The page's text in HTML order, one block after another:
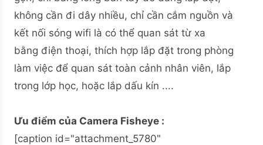
không cần đi dây nhiều, chỉ cần cắm nguồn và
kết nối sóng wifi là có thể quan sát từ xa
bằng điện thoại, thích hợp lắp đặt trong phòng
làm việc để quan sát toàn cảnh nhân viên, lắp
trong lớp học, hoặc lắp dấu kín ....
Ưu điểm của Camera Fisheye :
[caption id="attachment_5780"